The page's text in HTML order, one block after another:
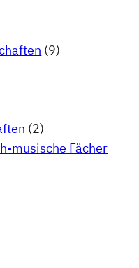
(9)
(2)
musische Fächer